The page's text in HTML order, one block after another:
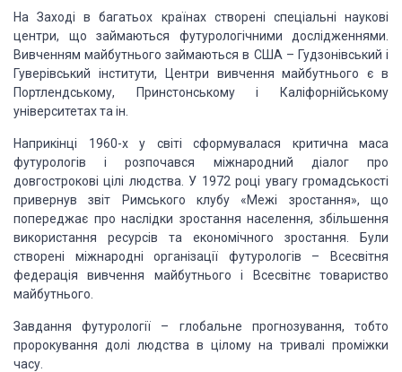
На Заході в багатьох країнах створені спеціальні наукові
центри, що займаються футурологічними дослідженнями.
Вивченням майбутнього займаються в США – Гудзонівський і
Гуверівський інститути, Центри вивчення майбутнього є в
Портлендському, Принстонському і Каліфорнійському
університетахта ін.
Наприкінці 1960-х у світі сформувалася критична маса
футурологів і розпочався міжнародний діалог про
довгострокові цілі людства. У 1972 році увагу громадськості
привернув звіт Римського клубу «Межі зростання», що
попереджає про наслідки зростання населення, збільшення
використання ресурсів та економічного зростання. Були
створені міжнародні організації футурологів – Всесвітня
федерація вивчення майбутнього і Всесвітнє товариство
майбутнього.
Завдання футурології – глобальне прогнозування, тобто
пророкування долі людства в цілому на тривалі проміжки
часу.